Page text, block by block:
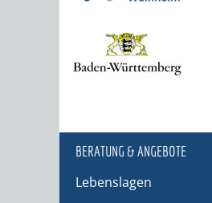
BERATUNG & ANGEBOTE
Lebenslagen